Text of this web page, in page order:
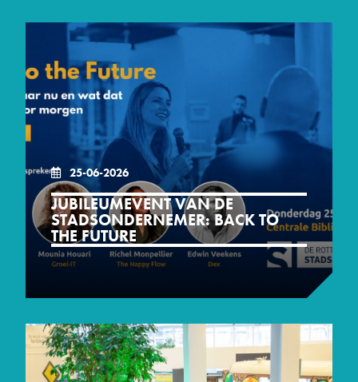
JUBILEUMEVENT VAN DE
STADSONDERNEMER: BACK TO
THE FUTURE
25-06-2026
13:30 - 17:00
CENTRALE BIBLIOTHEEK ROTTERDAM,
LIBRIJESTEEG 4, 3011 HN ROTTERDAM